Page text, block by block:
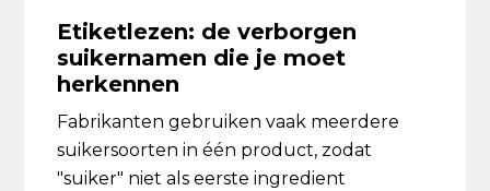
Etiketlezen: de verborgen
suikernamen die je moet
herkennen
Fabrikanten gebruiken vaak meerdere
suikersoorten in één product, zodat
"suiker" niet als eerste ingredient